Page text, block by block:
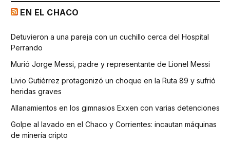
EN EL CHACO
Detuvieron a una pareja con un cuchillo cerca del Hospital
Perrando
Murió Jorge Messi, padre y representante de Lionel Messi
Livio Gutiérrez protagonizó un choque en la Ruta 89 y sufrió
heridas graves
Allanamientos en los gimnasios Exxen con varias detenciones
Golpe al lavado en el Chaco y Corrientes: incautan máquinas
de minería cripto